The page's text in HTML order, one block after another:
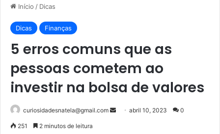
Início / Dicas
Dicas Finanças
5 erros comuns que as
pessoas cometem ao
investir na bolsa de valores
curiosidadesnatela@gmail.com
Mandeabril 10, 2023 0
251 2 minutos de leitura